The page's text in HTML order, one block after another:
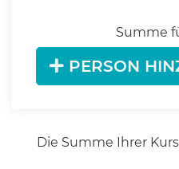
Summe
PERSON
Die Summe Ihrer